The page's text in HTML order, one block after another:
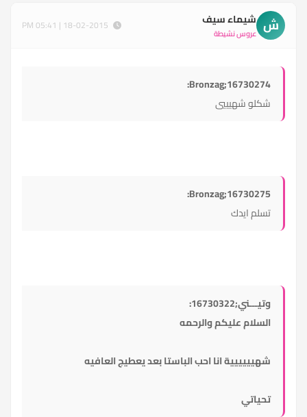
ش شيماء سيف
عروس نشيطة
Bronzag;16730274:
شكلو شهيييي
Bronzag;16730275:
تسلم ايدك
وتيـــني;16730322:
السلام عليكم والرحمه
شهيييييية انا احب الباستا بعد يعطيج العافيه
تحياتي